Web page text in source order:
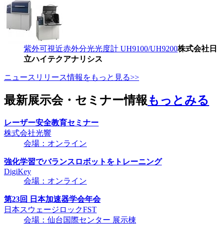
紫外可視近赤外分光光度計 UH9100/UH9200株式会社日
立ハイテクアナリシス
ニュースリリース情報をもっと見る>>
最新展示会・セミナー情報もっとみる
レーザー安全教育セミナー
株式会社光響
会場：オンライン
強化学習でバランスロボットをトレーニング
DigiKey
会場：オンライン
第23回 日本加速器学会年会
日本スウェージロックFST
会場：仙台国際センター 展示棟